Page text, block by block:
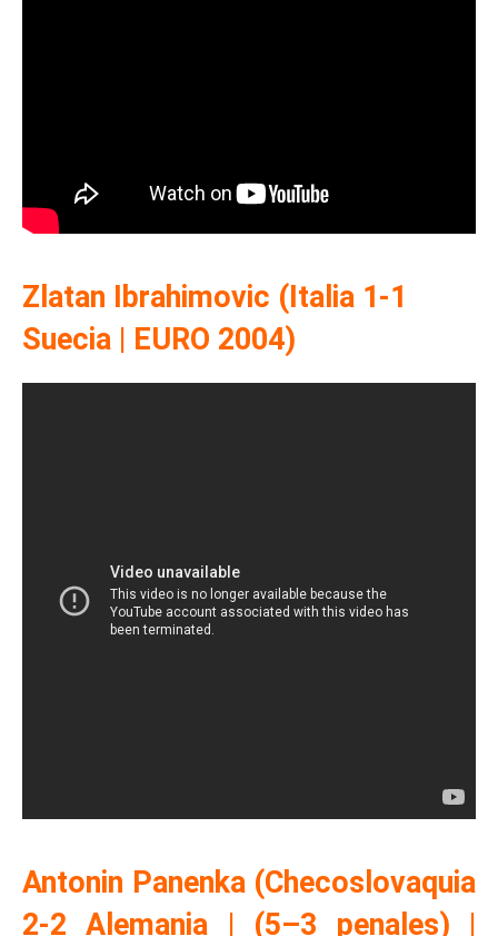
Zlatan Ibrahimovic (Italia 1-1
Suecia | EURO 2004)
Antonin Panenka (Checoslovaquia
2-2 Alemania | (5–3 penales) |